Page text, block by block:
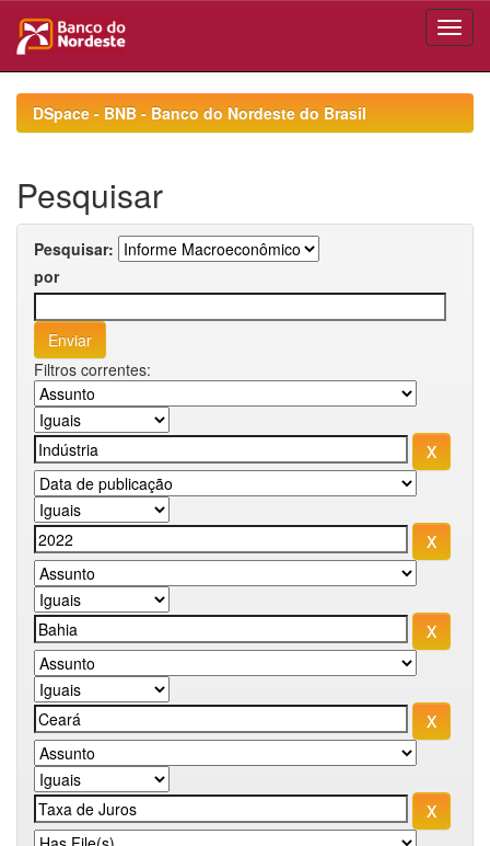
navigationDSpace - BNB - Banco do Nordeste do Brasil
Pesquisar
Pesquisar:
por
Filtros correntes: